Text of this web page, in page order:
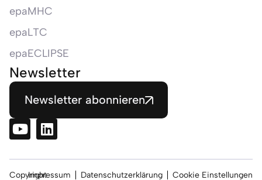
epaMHC
epaLTC
epaECLIPSE
Newsletter
Newsletter abonnieren
CopyrightImpressum Datenschutzerklärung Cookie Einstellungen